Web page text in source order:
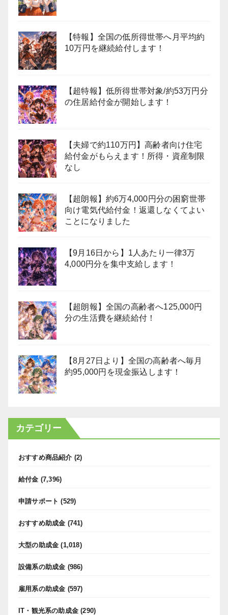
【特報】全国の低所得世帯へ月平均約
10万円を継続給付します！
【超特報】低所得世帯対象/約53万円分
の住居給付金が開始します！
【夫婦で約110万円】高齢者向け住宅
給付金がもらえます！所得・資産制限
なし
【超朗報】約6万4,000円分の困窮世帯
向け電気代給付金！返還しなくてよい
ことになりました
【9月16日から】1人あたり一律3万
4,000円分を集中支給します！
【超朗報】全国の高齢者へ125,000円
分の生活費を継続給付！
【8月27日より】全国の高齢者へ毎月
約95,000円を現金振込します！
カテゴリー
おすすめ商品紹介 (2)
給付金 (7,396)
申請サポート (529)
おすすめ助成金 (741)
大型の助成金 (1,018)
設備系の助成金 (986)
雇用系の助成金 (597)
IT・観光系の助成金 (290)